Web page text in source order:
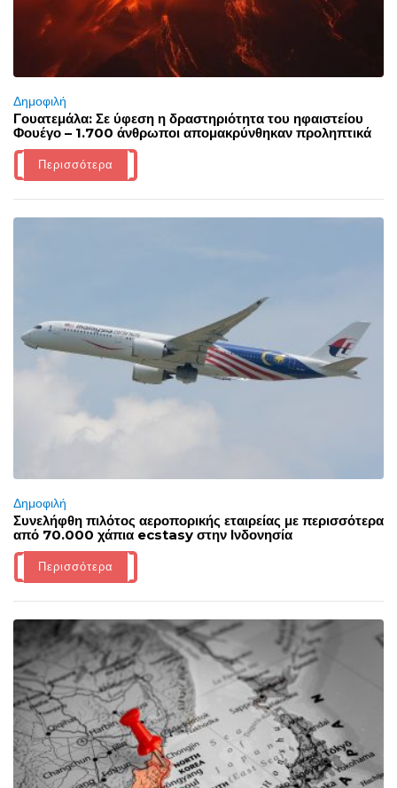
Δημοφιλή
Γουατεμάλα: Σε ύφεση η δραστηριότητα του ηφαιστείου
Φουέγο – 1.700 άνθρωποι απομακρύνθηκαν προληπτικά
Περισσότερα
Δημοφιλή
Συνελήφθη πιλότος αεροπορικής εταιρείας με περισσότερα
από 70.000 χάπια ecstasy στην Ινδονησία
Περισσότερα